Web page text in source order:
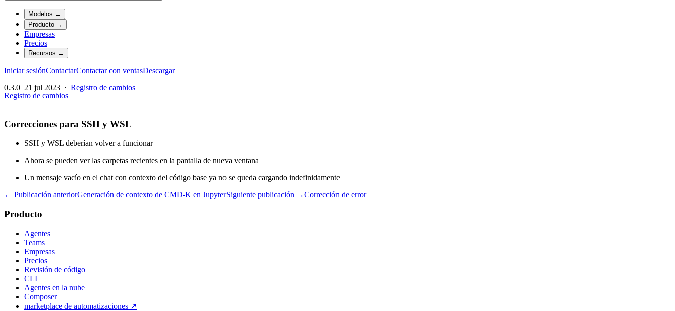
Modelos →
Producto →
Empresas
Precios
Recursos →
Iniciar sesiónContactarContactar con ventasDescargar
0.3.0 21 jul 2023 · Registro de cambios
Registro de cambios
Correcciones para SSH y WSL
SSH y WSL deberían volver a funcionar
Ahora se pueden ver las carpetas recientes en la pantalla de nueva ventana
Un mensaje vacío en el chat con contexto del código base ya no se queda cargando indefinidamente
← Publicación anteriorGeneración de contexto de CMD-K en JupyterSiguiente publicación →Corrección de error
Producto
Agentes
Teams
Empresas
Precios
Revisión de código
CLI
Agentes en la nube
Composer
marketplace de automatizaciones ↗